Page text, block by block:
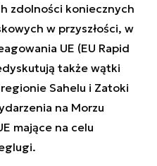
zdolności koniecznych
w przyszłości, w
UE (EU Rapid
także wątki
Sahelu i Zatoki
na Morzu
mające na celu